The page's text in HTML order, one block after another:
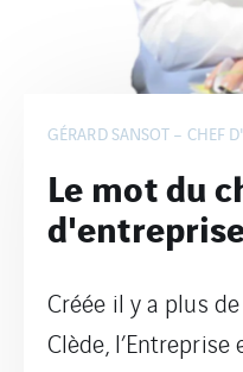
GÉRARD SANSOT – CHEF
Le mot du
Créée il y a plus
Clède,